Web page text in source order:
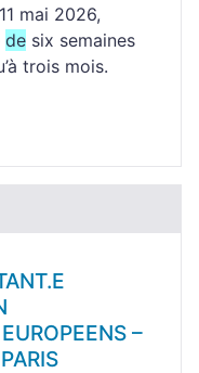
mai 2026,
de six semaines
trois mois.
–